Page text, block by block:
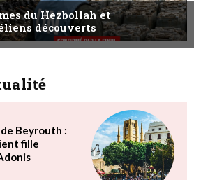
du Hezbollah et
découverts
Beyrouth :
fille